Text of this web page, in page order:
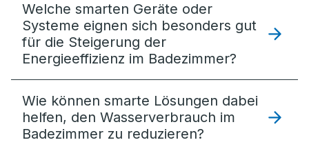
Welche smarten Geräte oder
Systeme eignen sich besonders gut
für die Steigerung der
Energieeffizienz im Badezimmer?
Wie können smarte Lösungen dabei
helfen, den Wasserverbrauch im
Badezimmer zu reduzieren?